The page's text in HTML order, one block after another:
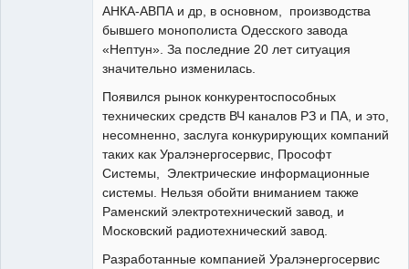
АНКА-АВПА и др, в основном, производства
бывшего монополиста Одесского завода
«Нептун». За последние 20 лет ситуация
значительно изменилась.
Появился рынок конкурентоспособных
технических средств ВЧ каналов РЗ и ПА, и это,
несомненно, заслуга конкурирующих компаний
таких как Уралэнергосервис, Прософт
Системы, Электрические информационные
системы. Нельзя обойти вниманием также
Раменский электротехнический завод, и
Московский радиотехнический завод.
Разработанные компанией Уралэнергосервис